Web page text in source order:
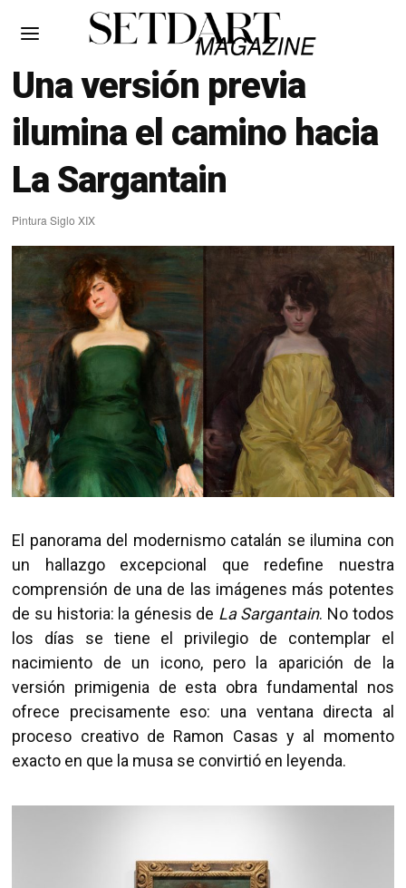
Una versión previa
ilumina el camino hacia
La Sargantain
Pintura Siglo XIX
El panorama del modernismo catalán se ilumina con
un hallazgo excepcional que redefine nuestra
comprensión de una de las imágenes más potentes
de su historia: la génesis de La Sargantain. No todos
los días se tiene el privilegio de contemplar el
nacimiento de un icono, pero la aparición de la
versión primigenia de esta obra fundamental nos
ofrece precisamente eso: una ventana directa al
proceso creativo de Ramon Casas y al momento
exacto en que la musa se convirtió en leyenda.